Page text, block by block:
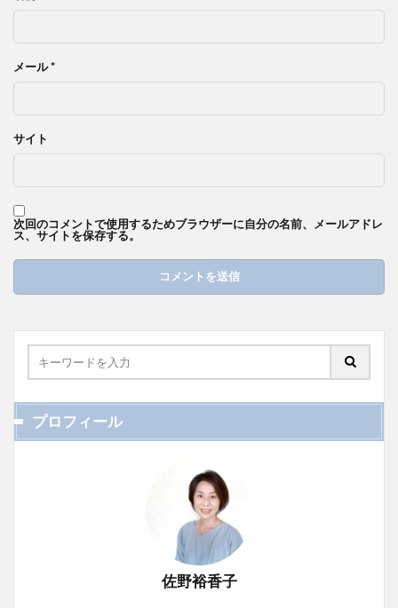
メール*
サイト
次回のコメントで使用するためブラウザーに自分の名前、メールアドレ
ス、サイトを保存する。
プロフィール
佐野裕香子